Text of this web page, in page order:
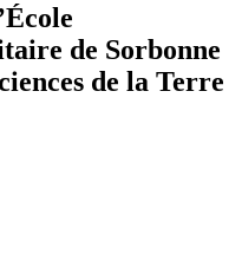
de Sorbonne
de la Terre